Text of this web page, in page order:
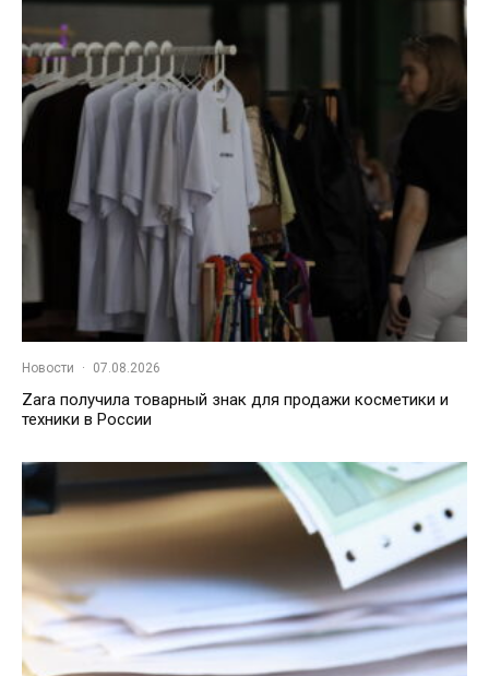
Новости · 07.08.2026
Zara получила товарный знак для продажи косметики и
техники в России